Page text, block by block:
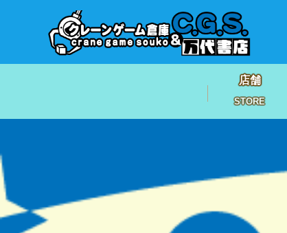
店舗
STORE